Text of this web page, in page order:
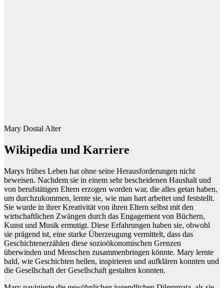
Mary Dostal Alter
Wikipedia und Karriere
Marys frühes Leben hat ohne seine Herausforderungen nicht
beweisen. Nachdem sie in einem sehr bescheidenen Haushalt und
von berufstätigen Eltern erzogen worden war, die alles getan haben,
um durchzukommen, lernte sie, wie man hart arbeitet und feststellt.
Sie wurde in ihrer Kreativität von ihren Eltern selbst mit den
wirtschaftlichen Zwängen durch das Engagement von Büchern,
Kunst und Musik ermutigt. Diese Erfahrungen haben sie, obwohl
sie prägend ist, eine starke Überzeugung vermittelt, dass das
Geschichtenerzählen diese sozioökonomischen Grenzen
überwinden und Menschen zusammenbringen könnte. Mary lernte
bald, wie Geschichten heilen, inspirieren und aufklären konnten und
die Gesellschaft der Gesellschaft gestalten konnten.